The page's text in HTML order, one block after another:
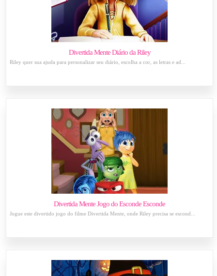
Divertida Mente Diário da Riley
Riley quer sua ajuda para personalizar seu diário, escolha a cor, as letras e ad...
Divertida Mente Jogo do Esconde Esconde
Jogue este divertido jogo do filme Divertida Mente, onde Riley precisa se escond...